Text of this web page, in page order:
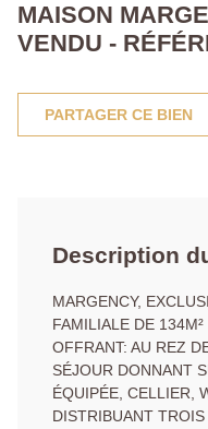
MAISON
VENDU -
PARTAGER CE BIEN
Description
MARGENCY,
FAMILIALE DE
OFFRANT: AU REZ
SÉJOUR DONNANT
ÉQUIPÉE, CELLIER,
DISTRIBUANT